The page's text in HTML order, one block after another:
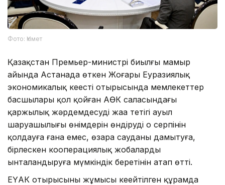
Фото: Үкімет
Қазақстан Премьер-министрі биылғы мамыр
айында Астанада өткен Жоғары Еуразиялық
экономикалық кеңестің отырысында мемлекеттер
басшылары қол қойған АӨК саласындағы
қаржылық жәрдемдесудің жаңа тетігі ауыл
шаруашылығы өнімдерін өндірудің оң серпінін
қолдауға ғана емес, өзара сауданы дамытуға,
бірлескен кооперациялық жобаларды
ынталандыруға мүмкіндік беретінін атап өтті.
ЕҮАК отырысының жұмысы кеңейтілген құрамда